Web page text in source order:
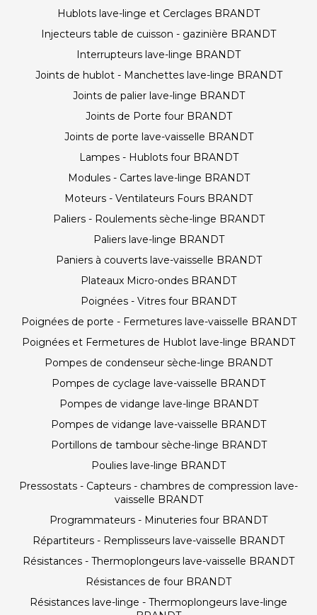
Hublots lave-linge et Cerclages BRANDT
Injecteurs table de cuisson - gazinière BRANDT
Interrupteurs lave-linge BRANDT
Joints de hublot - Manchettes lave-linge BRANDT
Joints de palier lave-linge BRANDT
Joints de Porte four BRANDT
Joints de porte lave-vaisselle BRANDT
Lampes - Hublots four BRANDT
Modules - Cartes lave-linge BRANDT
Moteurs - Ventilateurs Fours BRANDT
Paliers - Roulements sèche-linge BRANDT
Paliers lave-linge BRANDT
Paniers à couverts lave-vaisselle BRANDT
Plateaux Micro-ondes BRANDT
Poignées - Vitres four BRANDT
Poignées de porte - Fermetures lave-vaisselle BRANDT
Poignées et Fermetures de Hublot lave-linge BRANDT
Pompes de condenseur sèche-linge BRANDT
Pompes de cyclage lave-vaisselle BRANDT
Pompes de vidange lave-linge BRANDT
Pompes de vidange lave-vaisselle BRANDT
Portillons de tambour sèche-linge BRANDT
Poulies lave-linge BRANDT
Pressostats - Capteurs - chambres de compression lave-
vaisselle BRANDT
Programmateurs - Minuteries four BRANDT
Répartiteurs - Remplisseurs lave-vaisselle BRANDT
Résistances - Thermoplongeurs lave-vaisselle BRANDT
Résistances de four BRANDT
Résistances lave-linge - Thermoplongeurs lave-linge